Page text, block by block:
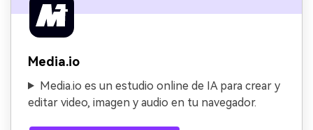
Media.io
Media.io es un estudio online de IA para crear y
editar video, imagen y audio en tu navegador.